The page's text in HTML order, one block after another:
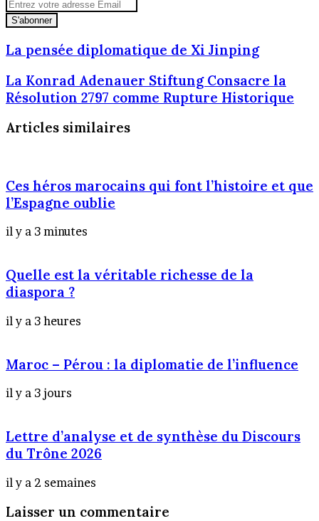
Entrez
votre
adresse
Email
La
pensée
diplomatique
de
Xi
Jinping
La pensée diplomatique de Xi Jinping
La
Konrad
Adenauer
Stiftung
Consacre
2797
comme
Rupture
La Konrad Adenauer Stiftung Consacre la
Résolution 2797 comme Rupture Historique
Articles similaires
Ces héros marocains qui font l’histoire et que
l’Espagne oublie
il y a 3 minutes
Quelle est la véritable richesse de la
diaspora ?
il y a 3 heures
Maroc – Pérou : la diplomatie de l’influence
il y a 3 jours
Lettre d’analyse et de synthèse du Discours
du Trône 2026
il y a 2 semaines
Laisser un commentaire